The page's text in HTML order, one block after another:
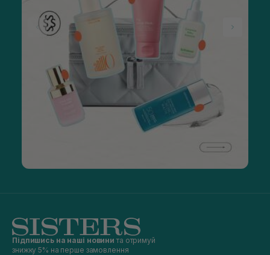
Підпишись на наші новини та отримуй
знижку 5% на перше замовлення